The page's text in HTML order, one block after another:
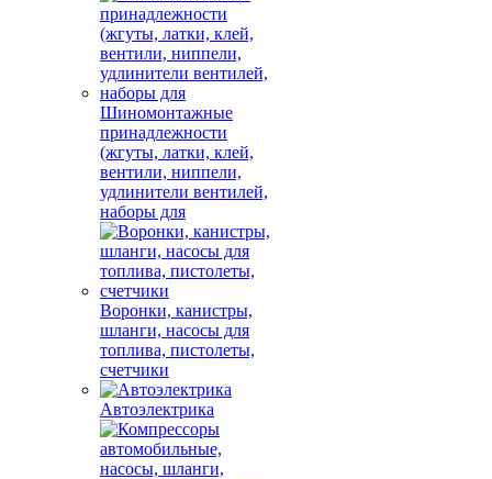
Шиномонтажные
принадлежности
(жгуты, латки, клей,
вентили, ниппели,
удлинители вентилей,
наборы для
Воронки, канистры,
шланги, насосы для
топлива, пистолеты,
счетчики
Автоэлектрика